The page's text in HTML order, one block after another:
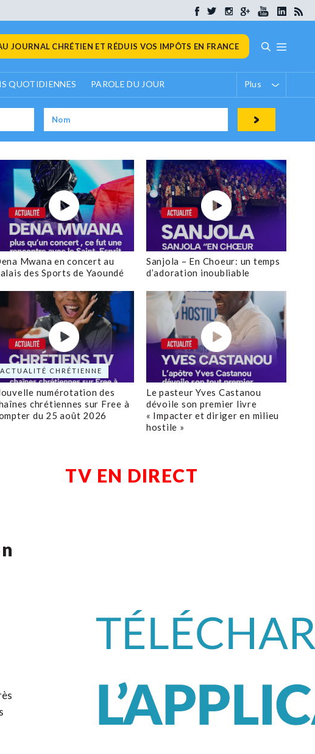
JOURNAL CHRÉTIEN ET RÉDUIS VOS IMPÔTS EN FRANCE
QUOTIDIENNES PAROLE DU JOUR Plus
Mwana en concert au
des Sports de Yaoundé
Sanjola – En Choeur: un temps
d’adoration inoubliable
ACTUALITÉ CHRÉTIENNE
numérotation des
chrétiennes sur Free à
du 25 août 2026
Le pasteur Yves Castanou
dévoile son premier livre
« Impacter et diriger en milieu
hostile »
TV EN DIRECT